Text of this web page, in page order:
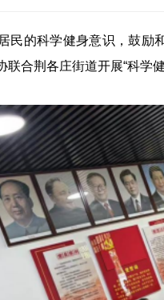
民的科学健身意识，鼓励
联合荆各庄街道开展“科学